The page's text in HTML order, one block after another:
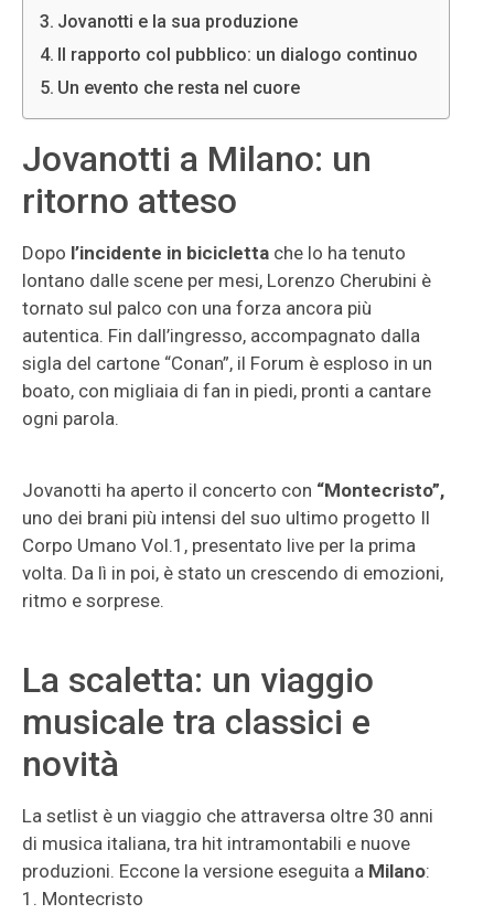
Jovanotti e la sua produzione
Il rapporto col pubblico: un dialogo continuo
Un evento che resta nel cuore
Jovanotti a Milano: un
ritorno atteso
Dopo l’incidente in bicicletta che lo ha tenuto
lontano dalle scene per mesi, Lorenzo Cherubini è
tornato sul palco con una forza ancora più
autentica. Fin dall’ingresso, accompagnato dalla
sigla del cartone “Conan”, il Forum è esploso in un
boato, con migliaia di fan in piedi, pronti a cantare
ogni parola.
Jovanotti ha aperto il concerto con “Montecristo”,
uno dei brani più intensi del suo ultimo progetto Il
Corpo Umano Vol.1, presentato live per la prima
volta. Da lì in poi, è stato un crescendo di emozioni,
ritmo e sorprese.
La scaletta: un viaggio
musicale tra classici e
novità
La setlist è un viaggio che attraversa oltre 30 anni
di musica italiana, tra hit intramontabili e nuove
produzioni. Eccone la versione eseguita a Milano:
1. Montecristo